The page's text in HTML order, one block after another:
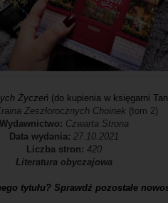
Życzeń (do kupienia w księgarni
Zeszłorocznych Choinek (tom 2)
Wydawnictwo: Czwarta Strona
Data wydania: 27.10.2021
Liczba stron: 420
Literatura obyczajowa
tytułu? Sprawdź pozostałe